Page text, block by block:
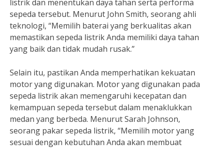
listrik dan menentukan daya tahan serta performa
sepeda tersebut. Menurut John Smith, seorang ahli
teknologi, “Memilih baterai yang berkualitas akan
memastikan sepeda listrik Anda memiliki daya tahan
yang baik dan tidak mudah rusak.”
Selain itu, pastikan Anda memperhatikan kekuatan
motor yang digunakan. Motor yang digunakan pada
sepeda listrik akan memengaruhi kecepatan dan
kemampuan sepeda tersebut dalam menaklukkan
medan yang berbeda. Menurut Sarah Johnson,
seorang pakar sepeda listrik, “Memilih motor yang
sesuai dengan kebutuhan Anda akan membuat